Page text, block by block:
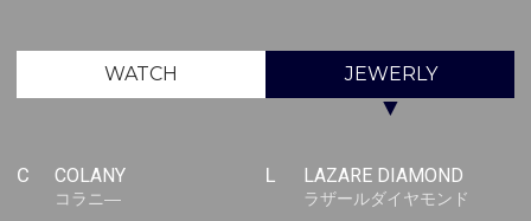
WATCH JEWERLY
▼
C COLANY
コラニ―
L LAZARE DIAMOND
ラザールダイヤモンド